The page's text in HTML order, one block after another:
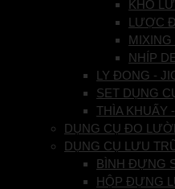
KHÒ
LƯỢC
MIXING
NHÍP
LY ĐONG -
SET DỤNG
THÌA KHUẤY
DỤNG CỤ ĐO
DỤNG CỤ LƯU
BÌNH ĐỰNG
HỘP ĐỰNG